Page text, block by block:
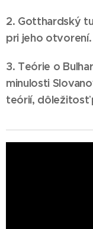
2. Gotthardský
pri jeho otvorení.
3. Teórie o
minulosti
teórií, dôležitosť